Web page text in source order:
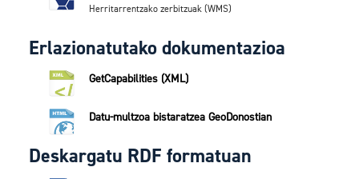
Herritarrentzako zerbitzuak (WMS)
Erlazionatutako dokumentazioa
GetCapabilities (XML)
Datu-multzoa bistaratzea GeoDonostian
Deskargatu RDF formatuan